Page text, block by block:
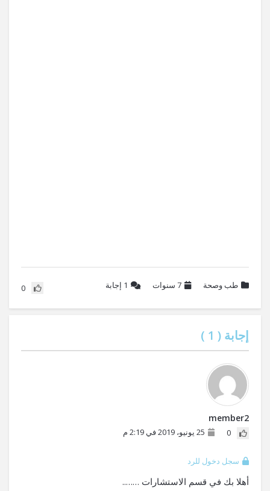
طب وصحة 7 سنوات 1 إجابة 0
إجابة ( 1
)
member2
0 25 يونيو، 2019 في 2:19 م
سجل دخول للرد
أهلا بك في قسم الاستشارات ……..